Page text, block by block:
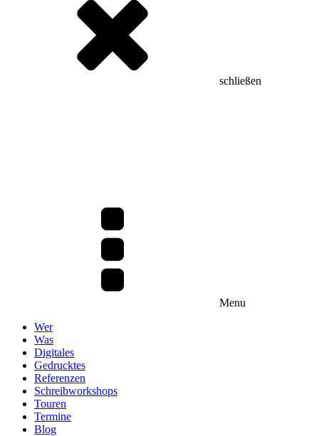
schließen
Menu
Wer
Was
Digitales
Gedrucktes
Referenzen
Schreibworkshops
Touren
Termine
Blog